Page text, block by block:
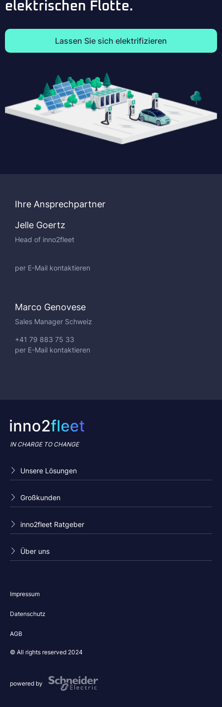
elektrischen Flotte.
Lassen Sie sich elektrifizieren
Ihre Ansprechpartner
Jelle Goertz
Head of inno2fleet
per E-Mail kontaktieren
Marco Genovese
Sales Manager Schweiz
+41 79 883 75 33
per E-Mail kontaktieren
IN CHARGE TO CHANGE
Unsere Lösungen
Großkunden
inno2fleet Ratgeber
Über uns
Impressum
Datenschutz
AGB
© All rights reserved 2024
powered by